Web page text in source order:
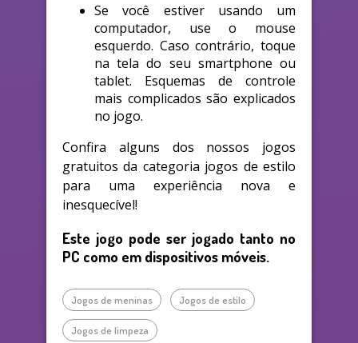
Se você estiver usando um
computador, use o mouse
esquerdo. Caso contrário, toque
na tela do seu smartphone ou
tablet. Esquemas de controle
mais complicados são explicados
no jogo.
Confira alguns dos nossos jogos
gratuitos da categoria jogos de estilo
para uma experiência nova e
inesquecível!
Este jogo pode ser jogado tanto no
PC como em dispositivos móveis.
Jogos de meninas Jogos de estilo
Jogos de limpeza